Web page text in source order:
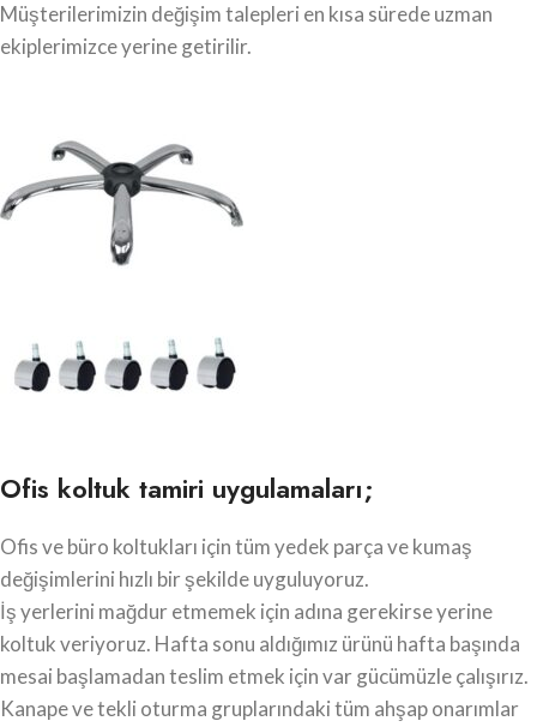
Müşterilerimizin değişim talepleri en kısa sürede uzman
ekiplerimizce yerine getirilir.
Ofis koltuk tamiri uygulamaları;
Ofis ve büro koltukları için tüm yedek parça ve kumaş
değişimlerini hızlı bir şekilde uyguluyoruz.
İş yerlerini mağdur etmemek için adına gerekirse yerine
koltuk veriyoruz. Hafta sonu aldığımız ürünü hafta başında
mesai başlamadan teslim etmek için var gücümüzle çalışırız.
Kanape ve tekli oturma gruplarındaki tüm ahşap onarımlar